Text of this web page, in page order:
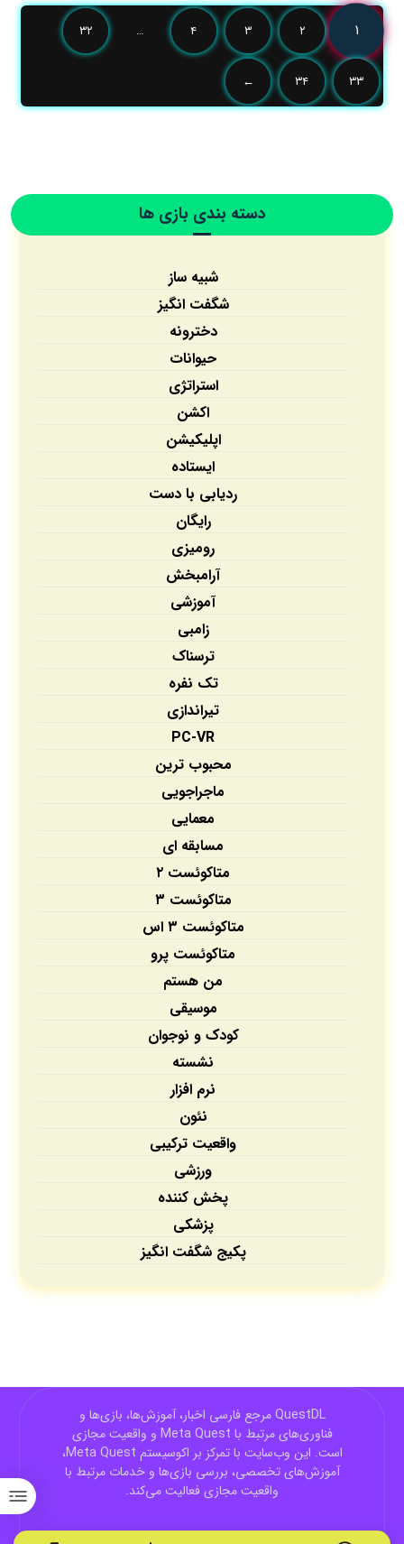
۱ ۲ ۳ ۴ … ۳۲
۳۳ ۳۴ ←
دسته بندی بازی ها
شبیه ساز
شگفت انگیز
دخترونه
حیوانات
استراتژی
اکشن
اپلیکیشن‌
ایستاده
ردیابی با دست
رایگان
رومیزی
آرامبخش
آموزشی
زامبی
ترسناک
تک نفره
تیراندازی
PC-VR
محبوب ترین
ماجراجویی
معمایی
مسابقه ای
متاکوئست ۲
متاکوئست ۳
متاکوئست ۳ اس
متاکوئست پرو
من هستم
موسیقی
کودک و نوجوان
نشسته
نرم افزار
نئون
واقعیت ترکیبی
ورزشی
پخش کننده
پزشکی
پکیج شگفت انگیز
QuestDL مرجع فارسی اخبار، آموزش‌ها، بازی‌ها و
فناوری‌های مرتبط با Meta Quest و واقعیت مجازی
است. این وب‌سایت با تمرکز بر اکوسیستم Meta Quest،
آموزش‌های تخصصی، بررسی بازی‌ها و خدمات مرتبط با
واقعیت مجازی فعالیت می‌کند.